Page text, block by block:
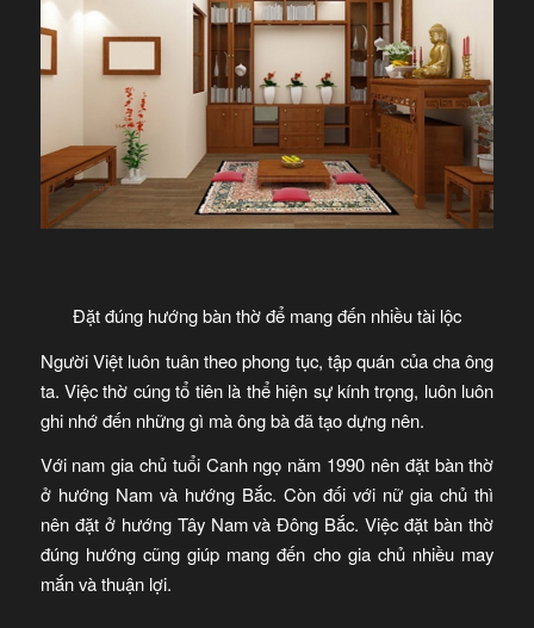
Đặt đúng hướng bàn thờ để mang đến nhiều tài lộc
Người Việt luôn tuân theo phong tục, tập quán của cha ông
ta. Việc thờ cúng tổ tiên là thể hiện sự kính trọng, luôn luôn
ghi nhớ đến những gì mà ông bà đã tạo dựng nên.
Với nam gia chủ tuổi Canh ngọ năm 1990 nên đặt bàn thờ
ở hướng Nam và hướng Bắc. Còn đối với nữ gia chủ thì
nên đặt ở hướng Tây Nam và Đông Bắc. Việc đặt bàn thờ
đúng hướng cũng giúp mang đến cho gia chủ nhiều may
mắn và thuận lợi.